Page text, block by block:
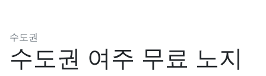
수도권
수도권 여주 무료 노지